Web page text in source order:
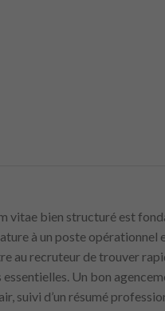
vitae bien structuré est
à un poste opérationnel
au recruteur de trouver
Un bon
suivi d’un résumé